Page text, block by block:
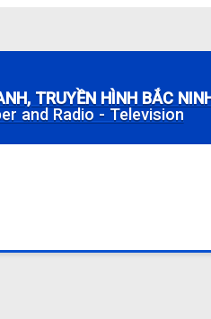
TRUYỀN HÌNH BẮC
and Radio - Television